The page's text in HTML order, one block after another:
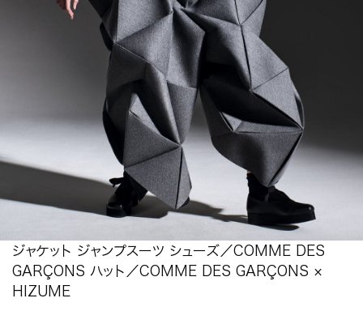
ジャケット ジャンプスーツ シューズ／COMME DES
GARÇONS ハット／COMME DES GARÇONS ×
HIZUME